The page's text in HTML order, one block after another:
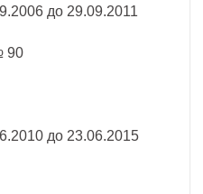
до 29.09.2011
90
до 23.06.2015